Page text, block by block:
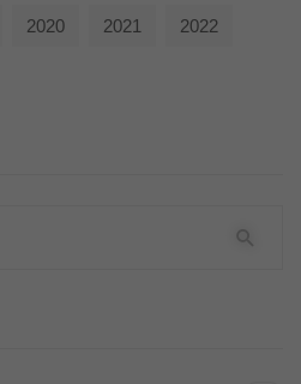
2020 2021 2022